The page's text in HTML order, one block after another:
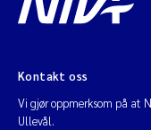
Kontakt oss
Vi gjør oppmerksom på at
Ullevål.